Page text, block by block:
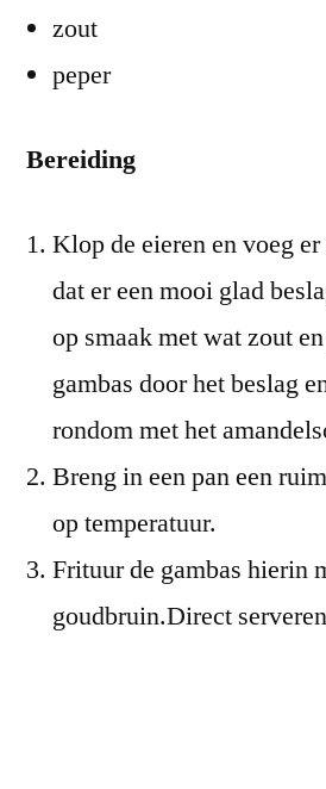
zout
peper
Bereiding
Klop de eieren en voeg
dat er een mooi glad
op smaak met wat zout
gambas door het beslag
rondom met het
Breng in een pan een
op temperatuur.
Frituur de gambas hierin
goudbruin.Direct